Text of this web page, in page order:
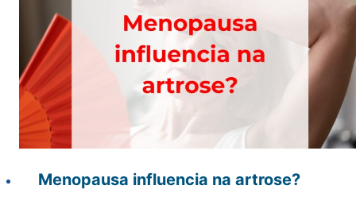
Menopausa influencia na artrose?